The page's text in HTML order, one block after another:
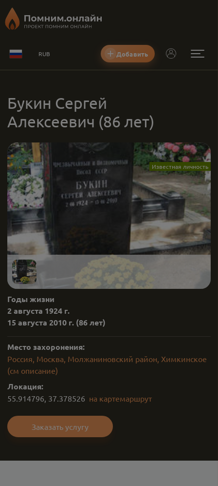
RUB Добавить
Букин Сергей
Алексеевич (86 лет)
Известная личность
Годы жизни
2 августа 1924 г.
15 августа 2010 г. (86 лет)
Место захоронения:
Россия, Москва, Молжаниновский район, Химкинское
(см описание)
Локация:
55.914796, 37.378526 на картемаршрут
Заказать услугу